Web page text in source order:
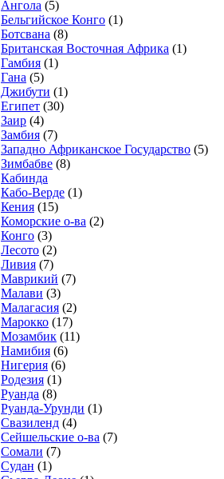
Ангола (5)
Бельгийское Конго (1)
Ботсвана (8)
Британская Восточная Африка (1)
Гамбия (1)
Гана (5)
Джибути (1)
Египет (30)
Заир (4)
Замбия (7)
Западно Африканское Государство (5)
Зимбабве (8)
Кабинда
Кабо-Верде (1)
Кения (15)
Коморские о-ва (2)
Конго (3)
Лесото (2)
Ливия (7)
Маврикий (7)
Малави (3)
Малагасия (2)
Марокко (17)
Мозамбик (11)
Намибия (6)
Нигерия (6)
Родезия (1)
Руанда (8)
Руанда-Урунди (1)
Свазиленд (4)
Сейшельские о-ва (7)
Сомали (7)
Судан (1)